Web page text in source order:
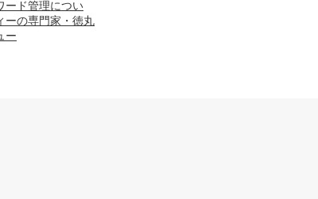
ード管理につい
ーの専門家・徳丸
ー